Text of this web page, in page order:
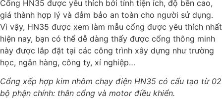
Cổng HN35 được yêu thích bởi tính tiện ích, độ bền cao,
giá thành hợp lý và đảm bảo an toàn cho người sử dụng.
Vì vậy, HN35 được xem làm mẫu cổng được yêu thích nhất
hiện nay, bạn có thể dễ dàng thấy được cổng thông minh
này được lắp đặt tại các công trình xây dựng như trường
học, ngân hàng, công ty, xí nghiệp…
Cổng xếp hợp kim nhôm chạy điện HN35 có cấu tạo từ 02
bộ phận chính: thân cổng và motor điều khiển.